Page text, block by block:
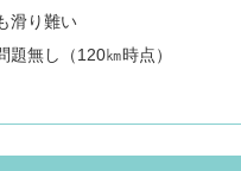
滑り難い
題無し（120㎞時点）